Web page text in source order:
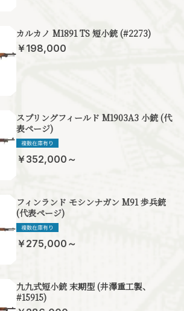
カルカノ M1891 TS 短小銃 (#2273)
￥198,000
スプリングフィールド M1903A3 小銃 (代
表ページ)
￥352,000～
フィンランド モシンナガン M91 歩兵銃
(代表ページ)
￥275,000～
九九式短小銃 末期型 (井澤重工製、
#15915)